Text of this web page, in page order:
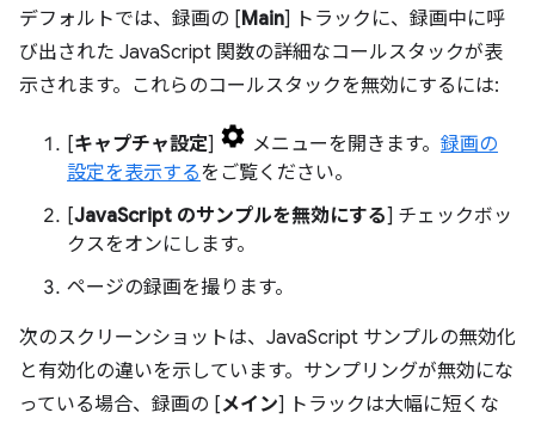
デフォルトでは、録画の [Main] トラックに、録画中に呼
び出された JavaScript 関数の詳細なコールスタックが表
示されます。これらのコールスタックを無効にするには:
[キャプチャ設定] メニューを開きます。 録画の
設定を表示するをご覧ください。
[JavaScript のサンプルを無効にする] チェックボッ
クスをオンにします。
ページの録画を撮ります。
次のスクリーンショットは、JavaScript サンプルの無効化
と有効化の違いを示しています。サンプリングが無効にな
っている場合、録画の [メイン] トラックは大幅に短くな